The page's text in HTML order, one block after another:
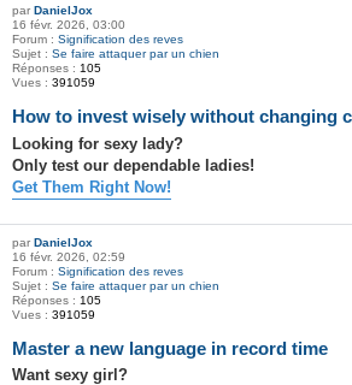
par DanielJox
16 févr. 2026, 03:00
Forum : Signification des reves
Sujet : Se faire attaquer par un chien
Réponses : 105
Vues : 391059
How to invest wisely without changing
Looking for sexy lady?
Only test our dependable ladies!
Get Them Right Now!
par DanielJox
16 févr. 2026, 02:59
Forum : Signification des reves
Sujet : Se faire attaquer par un chien
Réponses : 105
Vues : 391059
Master a new language in record time
Want sexy girl?